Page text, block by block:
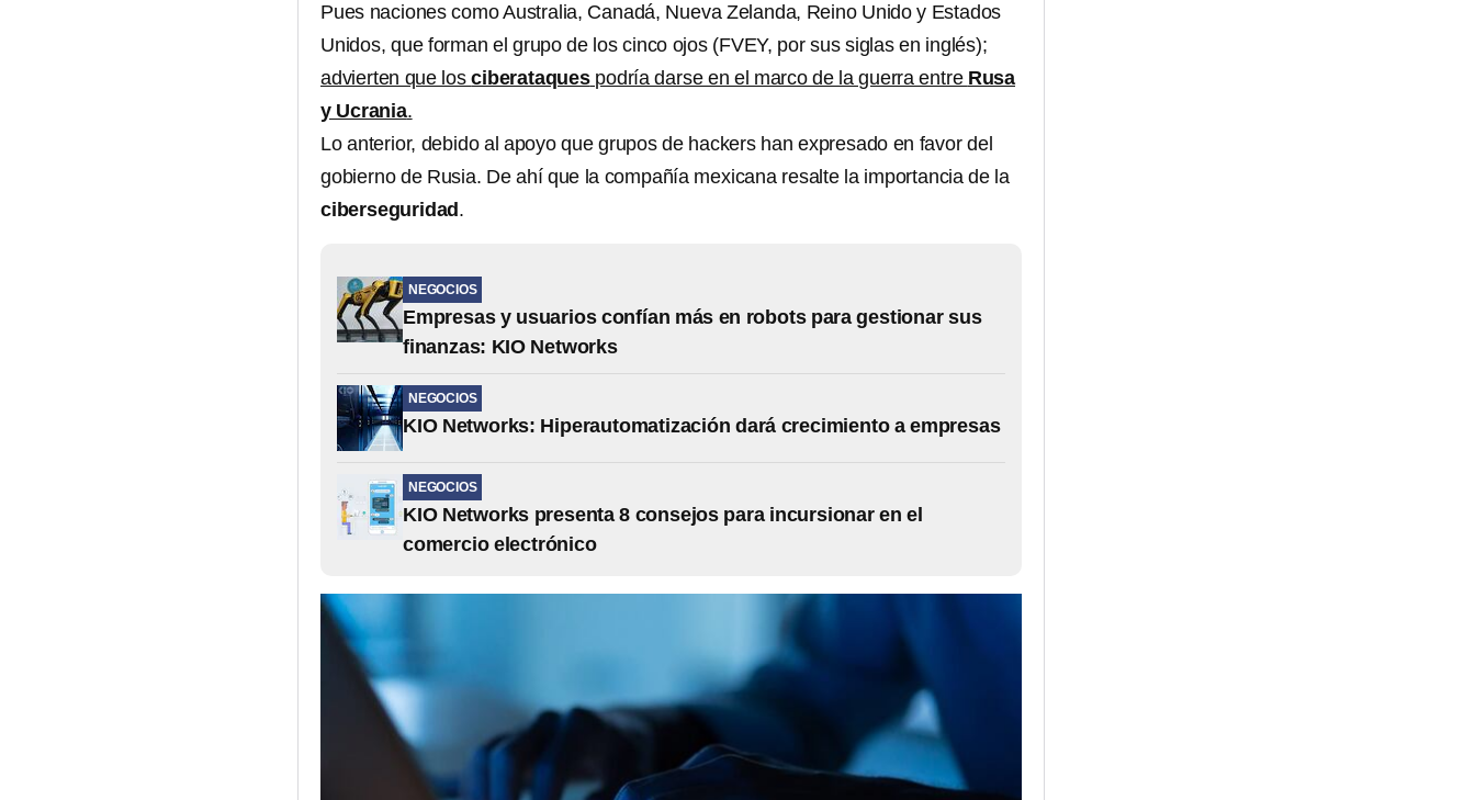
Pues naciones como Australia, Canadá, Nueva Zelanda, Reino Unido y Estados
Unidos, que forman el grupo de los cinco ojos (FVEY, por sus siglas en inglés);
advierten que losciberataquespodría darse en el marco de la guerra entre Rusa
y Ucrania.
Lo anterior, debido al apoyo que grupos de hackers han expresado en favor del
gobierno de Rusia. De ahí que la compañía mexicana resalte la importancia de la
ciberseguridad .
NEGOCIOS
Empresas y usuarios confían más en robots para gestionar sus
finanzas: KIO Networks
NEGOCIOS
KIO Networks: Hiperautomatización dará crecimiento a empresas
NEGOCIOS
KIO Networks presenta 8 consejos para incursionar en el
comercio electrónico